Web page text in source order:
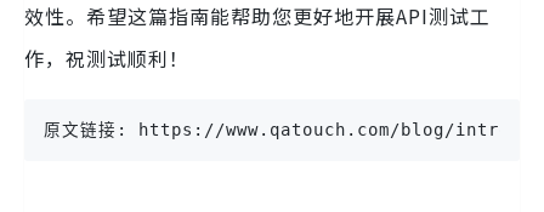
效性。希望这篇指南能帮助您更好地开展API测试工
作，祝测试顺利！
原文链接: https://www.qatouch.com/blog/